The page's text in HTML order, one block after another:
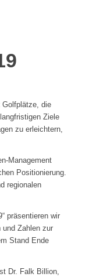
die
Ziele
zu erleichtern,
Management
Positionierung.
regionalen
präsentieren wir
Zahlen zur
Stand Ende
Dr. Falk Billion,